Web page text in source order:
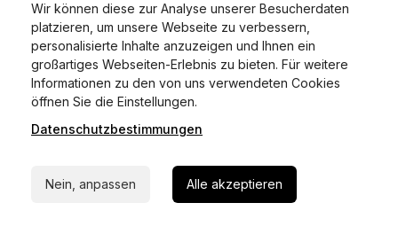
Wir können diese zur Analyse unserer Besucherdaten
platzieren, um unsere Webseite zu verbessern,
personalisierte Inhalte anzuzeigen und Ihnen ein
großartiges Webseiten-Erlebnis zu bieten. Für weitere
Informationen zu den von uns verwendeten Cookies
öffnen Sie die Einstellungen.
Datenschutzbestimmungen
Nein, anpassen Alle akzeptieren
Ein Internetverfahren, mit dem du Fahrzeuge anmelden,
ummelden oder abmelden kannst – inklusive Dateneingabe,
Dokumentprüfung und Bezahlung.
Welche Vorteile gibt es?
Zeitersparnis, flexible Durchführung, kein Besuch der
Behörde notwendig.
Welche Unterlagen werden benötigt?
Fahrzeugbrief, Fahrzeugschein, Ausweis oder Reisepass,
Versicherungsnachweis, falls erforderlich TÜV-Bericht.
Die Prozesse laufen über gesicherte Verbindungen mit